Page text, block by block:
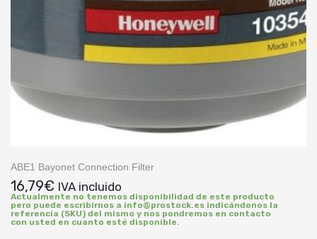
ABE1 Bayonet Connection Filter
16,79€ IVA incluido
Actualmente no tenemos disponibilidad de este producto
pero puede escribirnos a info@prostock.es indicándonos la
referencia (SKU) del mismo y nos pondremos en contacto
con usted en cuanto esté disponible.